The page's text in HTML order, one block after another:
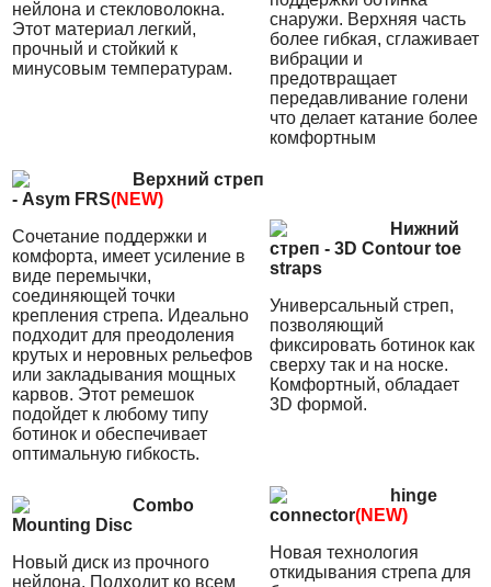
нейлона и стекловолокна.
Этот материал легкий,
прочный и стойкий к
минусовым температурам.
снаружи. Верхняя часть
более гибкая, сглаживает
вибрации и
предотвращает
передавливание голени
что делает катание более
комфортным
Верхний стреп
- Asym FRS(NEW)
Cочетание поддержки и
комфорта, имеет усиление в
виде перемычки,
соединяющей точки
крепления стрепа. Идеально
подходит для преодоления
крутых и неровных рельефов
или закладывания мощных
карвов. Этот ремешок
подойдет к любому типу
ботинок и обеспечивает
оптимальную гибкость.
Нижний
стреп - 3D Contour toe
straps
Универсальный стреп,
позволяющий
фиксировать ботинок как
сверху так и на носке.
Комфортный, обладает
3D формой.
Combo
Mounting Disc
Новый диск из прочного
нейлона. Подходит ко всем
hinge
connector(NEW)
Новая технология
откидывания стрепа для